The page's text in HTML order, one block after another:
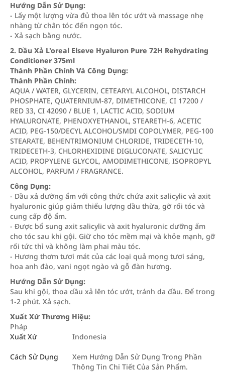
Hướng Dẫn Sử Dụng:
- Lấy một lượng vừa đủ thoa lên tóc ướt và massage nhẹ
nhàng từ chân tóc đến ngọn tóc.
- Xả sạch bằng nước.
2. Dầu Xả L'oreal Elseve Hyaluron Pure 72H Rehydrating
Conditioner 375ml
Thành Phần Chính Và Công Dụng:
Thành Phần Chính:
AQUA / WATER, GLYCERIN, CETEARYL ALCOHOL, DISTARCH
PHOSPHATE, QUATERNIUM-87, DIMETHICONE, CI 17200 /
RED 33, CI 42090 / BLUE 1, LACTIC ACID, SODIUM
HYALURONATE, PHENOXYETHANOL, STEARETH-6, ACETIC
ACID, PEG-150/DECYL ALCOHOL/SMDI COPOLYMER, PEG-100
STEARATE, BEHENTRIMONIUM CHLORIDE, TRIDECETH-10,
TRIDECETH-3, CHLORHEXIDINE DIGLUCONATE, SALICYLIC
ACID, PROPYLENE GLYCOL, AMODIMETHICONE, ISOPROPYL
ALCOHOL, PARFUM / FRAGRANCE.
Công Dụng:
- Dầu xả dưỡng ẩm với công thức chứa axit salicylic và axit
hyaluronic giúp giảm thiểu lượng dầu thừa, gỡ rối tóc và
cung cấp độ ẩm.
- Được bổ sung axit salicylic và axit hyaluronic dưỡng ẩm
cho tóc sau khi gội. Giữ cho tóc mềm mại và khỏe mạnh, gỡ
rối tức thì và không làm phai màu tóc.
- Hương thơm tươi mát của các loại quả mọng tươi sáng,
hoa anh đào, vani ngọt ngào và gỗ đàn hương.
Hướng Dẫn Sử Dụng:
Sau khi gội, thoa dầu xả lên tóc ướt, tránh da đầu. Để trong
1-2 phút. Xả sạch.
Xuất Xứ Thương Hiệu:
Pháp
Xuất Xứ
Indonesia
Cách Sử Dụng
Xem Hướng Dẫn Sử Dụng Trong Phần
Thông Tin Chi Tiết Của Sản Phẩm.